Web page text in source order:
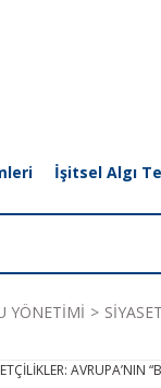
İşitsel Algı
YÖNETİMİ